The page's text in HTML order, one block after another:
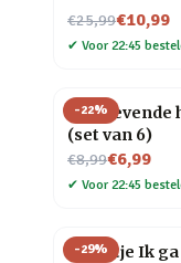
€25,99
Nu voor€10,99
✔ Voor 22:45
-22%
(set van 6)
€8,99
Nu voor€6,99
✔ Voor 22:45
-29%
Tegeltje Ik